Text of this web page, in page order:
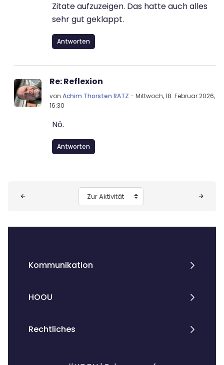
Zitate aufzuzeigen. Das hatte auch alles
sehr gut geklappt.
Antworten
Als Antwort auf Erster Beitrag
Re: Reflexion
vonAchim Thorsten RATZ -Mittwoch, 18. Februar 2026,
16:30
Nö.
Antworten
Zur Aktivität
Kommunikation
HOOU
Rechtliches